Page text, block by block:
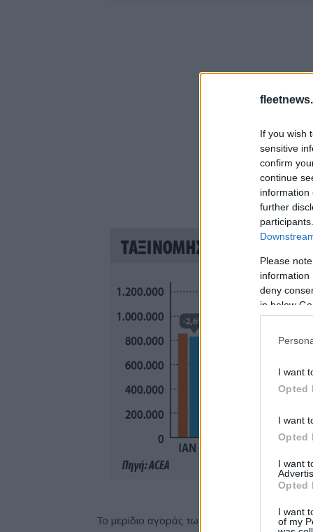
If you wish
sensitive
confirm
continue
information
further
Please
information
deny
in below
I want
Opted
I want
Opted
I want
Opted
I want
of my
Το μερίδιο αγοράς των αμιγώς ηλεκτρικών